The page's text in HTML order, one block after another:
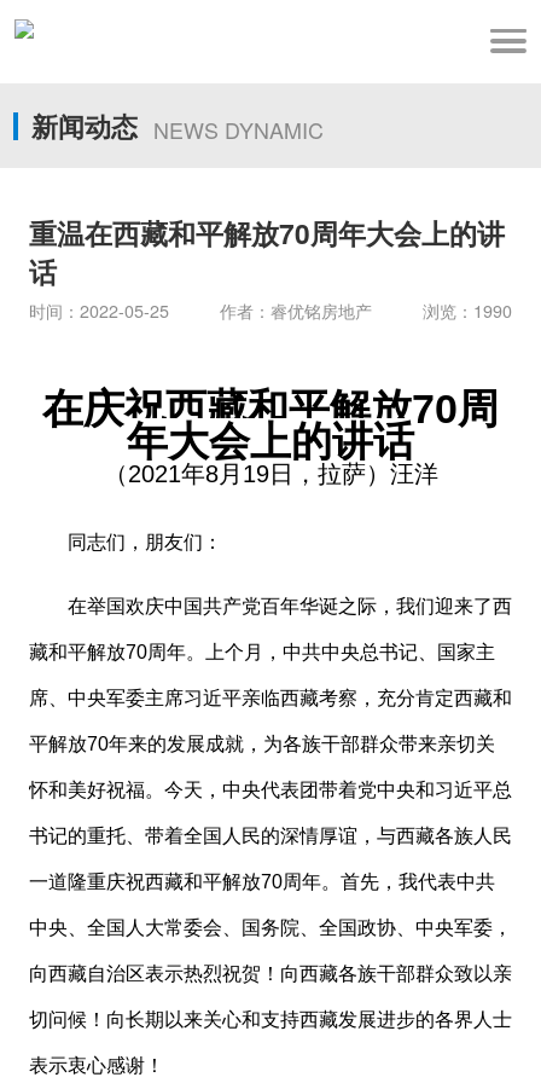
新闻动态 NEWS DYNAMIC
重温在西藏和平解放70周年大会上的讲
话
时间：2022-05-25 作者：睿优铭房地产 浏览：1990
在庆祝西藏和平解放70周
年大会上的讲话
（2021年8月19日，拉萨）汪洋
同志们，朋友们：
在举国欢庆中国共产党百年华诞之际，我们迎来了西
藏和平解放70周年。上个月，中共中央总书记、国家主
席、中央军委主席习近平亲临西藏考察，充分肯定西藏和
平解放70年来的发展成就，为各族干部群众带来亲切关
怀和美好祝福。今天，中央代表团带着党中央和习近平总
书记的重托、带着全国人民的深情厚谊，与西藏各族人民
一道隆重庆祝西藏和平解放70周年。首先，我代表中共
中央、全国人大常委会、国务院、全国政协、中央军委，
向西藏自治区表示热烈祝贺！向西藏各族干部群众致以亲
切问候！向长期以来关心和支持西藏发展进步的各界人士
表示衷心感谢！